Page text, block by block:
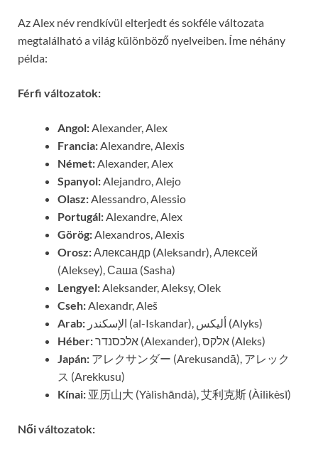
Az Alex név rendkívül elterjedt és sokféle változata
megtalálható a világ különböző nyelveiben. Íme néhány
példa:
Férfi változatok:
Angol:Alexander, Alex
Francia:Alexandre, Alexis
Német:Alexander, Alex
Spanyol:Alejandro, Alejo
Olasz:Alessandro, Alessio
Portugál:Alexandre, Alex
Görög:Alexandros, Alexis
Orosz:Александр (Aleksandr), Алексей
(Aleksey), Саша (Sasha)
Lengyel:Aleksander, Aleksy, Olek
Cseh:Alexandr, Aleš
Arab:
الإسكندر (al-Iskandar), أليكس (Alyks)
Héber:
אלכסנדר (Alexander), אלקס (Aleks)
Japán: アレクサンダー (Arekusandā), アレック
ス (Arekkusu)
Kínai: 亚历山大 (Yàlìshāndà), 艾利克斯 (Àilìkèsī)
Női változatok: